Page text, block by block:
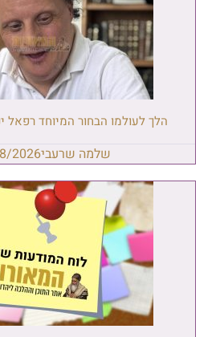
הלך לעולמו הבחור המיוחד רפאל
שלמה שרעבי2026